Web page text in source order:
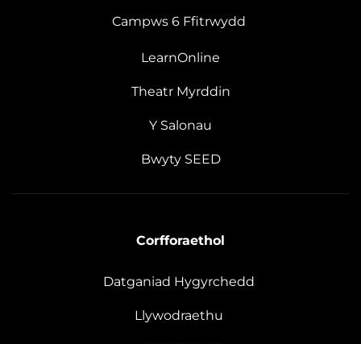
Campws 6 Ffitrwydd
LearnOnline
Theatr Myrddin
Y Salonau
Bwyty SEED
Corfforaethol
Datganiad Hygyrchedd
Llywodraethu